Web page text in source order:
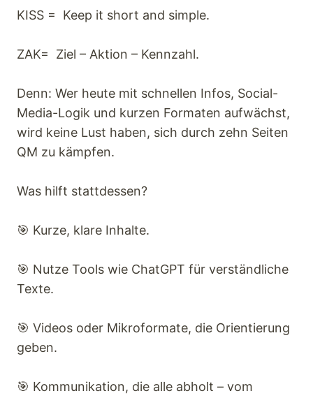
KISS = Keep it short and simple.
ZAK= Ziel – Aktion – Kennzahl.
Denn: Wer heute mit schnellen Infos, Social-
Media-Logik und kurzen Formaten aufwächst,
wird keine Lust haben, sich durch zehn Seiten
QM zu kämpfen.
Was hilft stattdessen?
🎯 Kurze, klare Inhalte.
🎯 Nutze Tools wie ChatGPT für verständliche
Texte.
🎯 Videos oder Mikroformate, die Orientierung
geben.
🎯 Kommunikation, die alle abholt – vom